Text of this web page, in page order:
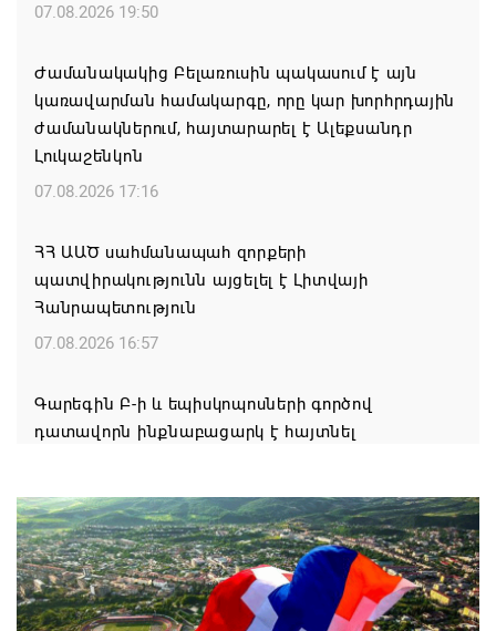
07.08.2026 19:50
Ժամանակակից Բելառուսին պակասում է այն
կառավարման համակարգը, որը կար խորհրդային
ժամանակներում, հայտարարել է Ալեքսանդր
Լուկաշենկոն
07.08.2026 17:16
ՀՀ ԱԱԾ սահմանապահ զորքերի
պատվիրակությունն այցելել է Լիտվայի
Հանրապետություն
07.08.2026 16:57
Գարեգին Բ-ի և եպիսկոպոսների գործով
դատավորն ինքնաբացարկ է հայտնել
Թուրքիան, Սաուդյան Արաբիան և Պակիստանը
ռազմական դաշինք ստեղծելու մասին
համաձայնագիր են ստորագրել
07.08.2026 16:43